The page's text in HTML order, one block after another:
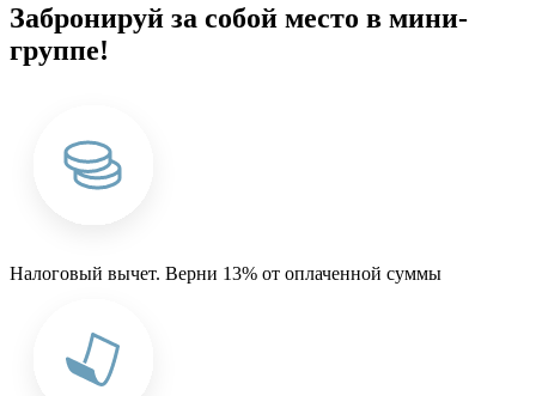
Забронируй за собой место в мини-
группе!
Налоговый вычет. Верни 13% от оплаченной суммы